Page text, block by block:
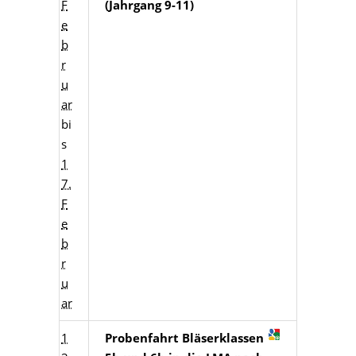
F
e
b
r
u
ar
bi
s
1
7.
F
e
b
r
u
ar
(Jahrgang 9-11)
1
Probenfahrt Bläserklassen